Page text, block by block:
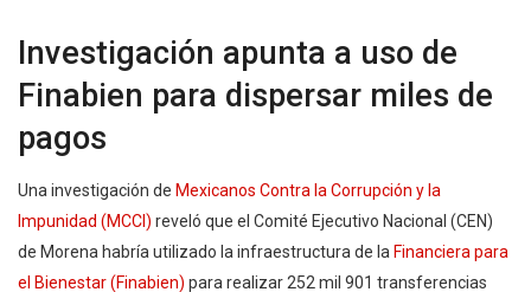
Investigación apunta a uso de
Finabien para dispersar miles de
pagos
Una investigación de Mexicanos Contra la Corrupción y la
Impunidad (MCCI) reveló que el Comité Ejecutivo Nacional (CEN)
de Morena habría utilizado la infraestructura de la Financiera para
el Bienestar (Finabien) para realizar 252 mil 901 transferencias